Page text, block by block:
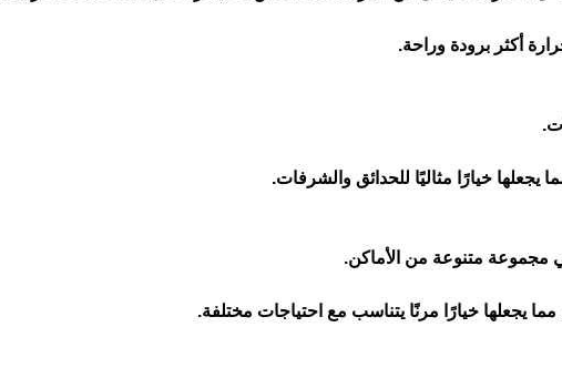
أكثر برودة وراحة.
يجعلها خيارًا مثاليًا للحدائق والشرفات.
مجموعة متنوعة من الأماكن.
يجعلها خيارًا مرنًا يتناسب مع احتياجات مختلفة.